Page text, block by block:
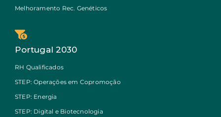
Melhoramento Rec. Genéticos
Portugal 2030
RH Qualificados
STEP: Operações em Copromoção
STEP: Energia
STEP: Digital e Biotecnologia